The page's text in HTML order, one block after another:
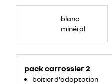
blanc
minéral
pack carrossier 2
boitier d'adaptation